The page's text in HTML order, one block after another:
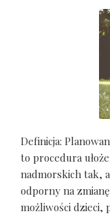
Definicja:
to procedura
nadmorskich tak,
odporny na
możliwości dzieci,